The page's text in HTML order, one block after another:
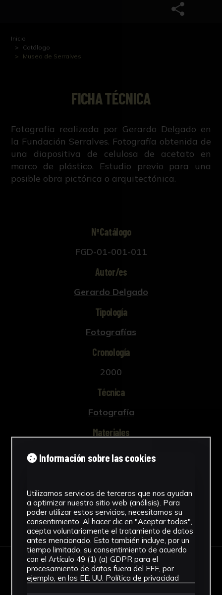
Inicio
Catálogo
Museo de Serralves
FICHA TÉCNICA
Fotografía realizada por Gerardo Delgado en
la Fundación Serralves. Fotografía obtenida de
una diapositiva de celulosa de acetato en
marco de plástico. Estudio previo para una
posible obra pictórica o arquitectónica.
NºCatálogo
FGD-01-001-011
Autor/es
Gerardo Delgado
Tipología
Fotografías
Cronología
2000
Técnica
Fotografía
Materiales
Celulosa de acetato
Ver más
Descargar Ficha
IMÁGENES
Información sobre las cookies
Utilizamos servicios de terceros que nos ayudan
a optimizar nuestro sitio web (análisis). Para
poder utilizar estos servicios, necesitamos su
consentimiento. Al hacer clic en "Aceptar todas",
acepta voluntariamente el tratamiento de datos
antes mencionado. Esto también incluye, por un
tiempo limitado, su consentimiento de acuerdo
con el Artículo 49 (1) (a) GDPR para el
procesamiento de datos fuera del EEE, por
ejemplo, en los EE. UU. Política de privacidad